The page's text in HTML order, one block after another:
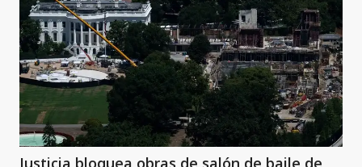
Justicia bloquea obras de salón de baile de